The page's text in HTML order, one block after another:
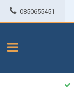
0850655451